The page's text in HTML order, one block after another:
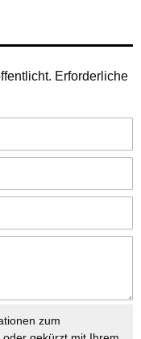
Erforderliche
zum